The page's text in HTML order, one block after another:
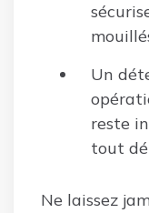
Un
reste
tout
Ne laissez